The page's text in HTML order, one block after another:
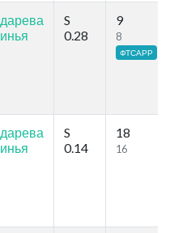
S
0.28
9
8
ФТСАРР
S
0.14
18
16